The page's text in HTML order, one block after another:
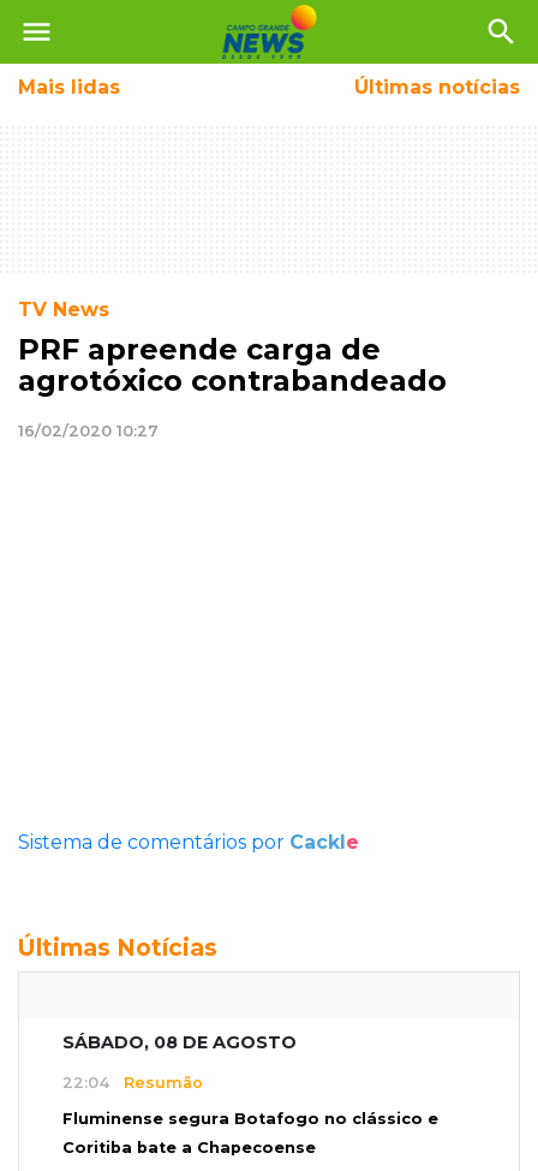
menu search
Mais lidas Últimas notícias
TV News
PRF apreende carga de
agrotóxico contrabandeado
16/02/2020 10:27
Sistema de comentários por Cackle
Últimas Notícias
SÁBADO, 08 DE AGOSTO
22:04 Resumão
Fluminense segura Botafogo no clássico e
Coritiba bate a Chapecoense